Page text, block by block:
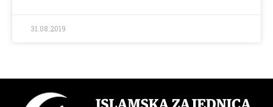
31.08.2019